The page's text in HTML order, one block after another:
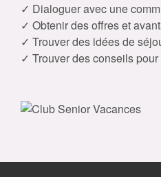
✓ Dialoguer avec une
✓ Obtenir des offres et
✓ Trouver des idées de
✓ Trouver des conseils